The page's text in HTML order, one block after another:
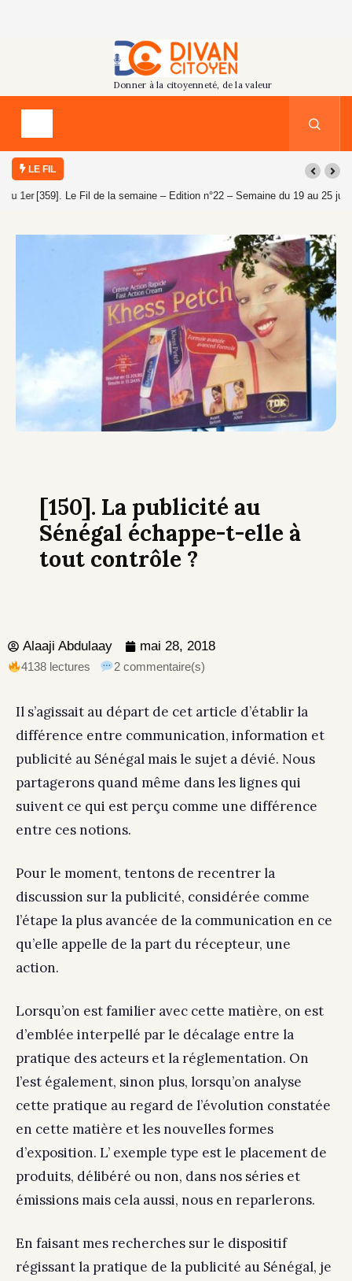
LE FIL
[359]. Le Fil de la semaine – Edition n°22 – Semaine du 19 au 25 juillet
[150]. La publicité au
Sénégal échappe-t-elle à
tout contrôle ?
Alaaji Abdulaay mai 28, 2018
4138 lectures 2 commentaire(s)
Il s’agissait au départ de cet article d’établir la
différence entre communication, information et
publicité au Sénégal mais le sujet a dévié. Nous
partagerons quand même dans les lignes qui
suivent ce qui est perçu comme une différence
entre ces notions.
Pour le moment, tentons de recentrer la
discussion sur la publicité, considérée comme
l’étape la plus avancée de la communication en ce
qu’elle appelle de la part du récepteur, une
action.
Lorsqu’on est familier avec cette matière, on est
d’emblée interpellé par le décalage entre la
pratique des acteurs et la réglementation. On
l’est également, sinon plus, lorsqu’on analyse
cette pratique au regard de l’évolution constatée
en cette matière et les nouvelles formes
d’exposition. L’ exemple type est le placement de
produits, délibéré ou non, dans nos séries et
émissions mais cela aussi, nous en reparlerons.
En faisant mes recherches sur le dispositif
régissant la pratique de la publicité au Sénégal, je